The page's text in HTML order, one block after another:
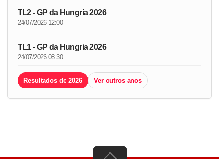
TL2 - GP da Hungria 2026
24/07/2026 12:00
TL1 - GP da Hungria 2026
24/07/2026 08:30
Resultados de 2026 Ver outros anos